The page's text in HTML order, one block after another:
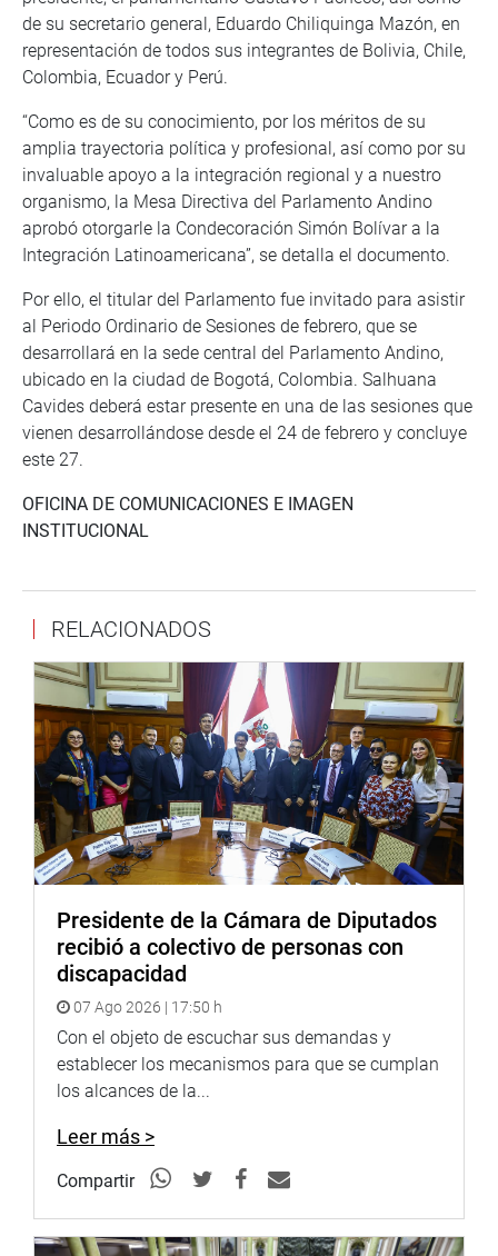
de su secretario general, Eduardo Chiliquinga Mazón, en
representación de todos sus integrantes de Bolivia, Chile,
Colombia, Ecuador y Perú.
“Como es de su conocimiento, por los méritos de su
amplia trayectoria política y profesional, así como por su
invaluable apoyo a la integración regional y a nuestro
organismo, la Mesa Directiva del Parlamento Andino
aprobó otorgarle la Condecoración Simón Bolívar a la
Integración Latinoamericana”, se detalla el documento.
Por ello, el titular del Parlamento fue invitado para asistir
al Periodo Ordinario de Sesiones de febrero, que se
desarrollará en la sede central del Parlamento Andino,
ubicado en la ciudad de Bogotá, Colombia. Salhuana
Cavides deberá estar presente en una de las sesiones que
vienen desarrollándose desde el 24 de febrero y concluye
este 27.
OFICINA DE COMUNICACIONES E IMAGEN
INSTITUCIONAL
RELACIONADOS
Presidente de la Cámara de Diputados
recibió a colectivo de personas con
discapacidad
07 Ago 2026 | 17:50 h
Con el objeto de escuchar sus demandas y
establecer los mecanismos para que se cumplan
los alcances de la...
Leer más >
Compartir